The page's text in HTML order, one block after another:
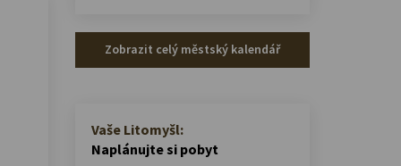
Zobrazit celý městský kalendář
Vaše Litomyšl:
Naplánujte si pobyt